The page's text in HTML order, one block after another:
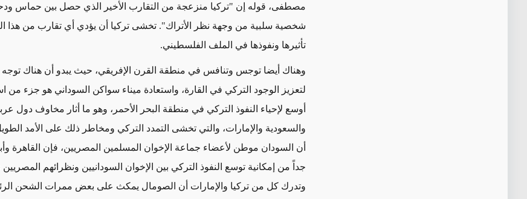
مصطفى، قوله إن "تركيا منزعجة من التقارب الأخير الذي حصل بين حماس
شخصية سلبية من وجهة نظر الأتراك". تخشى تركيا أن يؤدي أي تقارب من هذا
تأثيرها ونفوذها في الملف الفلسطيني.
وهناك أيضا توجس وتنافس في منطقة القرن الإفريقي، حيث يبدو أن هناك
لتعزيز الوجود التركي في القارة، واستعادة ميناء سواكن السوداني هو جزء من
أوسع لإحياء النفوذ التركي في منطقة البحر الأحمر، وهو ما أثار مخاوف دول
والسعودية والإمارات، والتي تخشى التمدد التركي ومخاطر ذلك على الأمد
أن السودان موطن لأعضاء جماعة الإخوان المسلمين المصريين، فإن القاهرة
جداً من إمكانية توسع النفوذ التركي بين الإخوان السودانيين ونظرائهم
وتدرك كل من تركيا والإمارات أن الصومال يمكث على بعض ممرات الشحن